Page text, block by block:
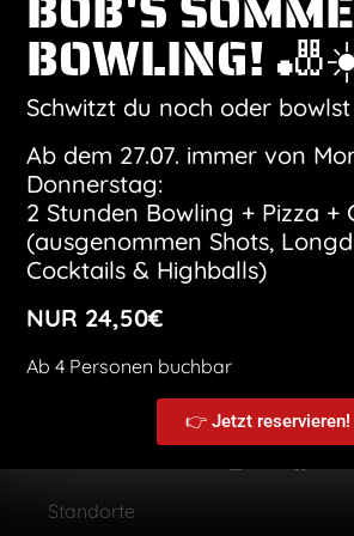
Kalender abonnieren
Standorte
BOWLING!
Schwitzt du noch oder
Ab dem 27.07. immer von
Donnerstag:
2 Stunden Bowling + Pizza +
(ausgenommen Shots,
Cocktails & Highballs)
NUR 24,50€
Ab 4 Personen buchbar
👉 Jetzt reservieren!